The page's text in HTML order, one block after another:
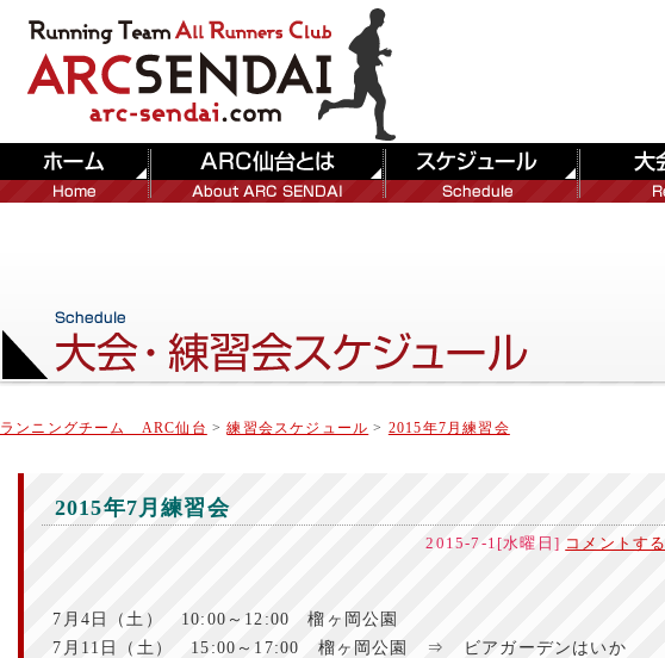
ランニングチーム ARC仙台 >練習会スケジュール > 2015年7月練習会
2015年7月練習会
2015-7-1[水曜日] コメントする
7月4日（土） 10:00～12:00 榴ヶ岡公園
7月11日（土） 15:00～17:00 榴ヶ岡公園 ⇒ ビアガーデンはいか